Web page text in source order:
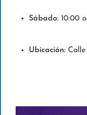
Sábado: 10:00
Ubicación: